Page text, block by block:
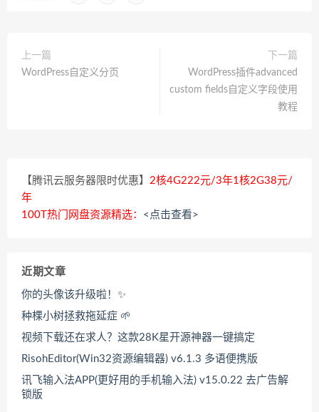
上一篇
WordPress自定义分页
下一篇
WordPress插件advanced
custom fields自定义字段使用
教程
【腾讯云服务器限时优惠】 2核4G222元/3年1核2G38元/
年
100T热门网盘资源精选： <点击查看>
近期文章
你的头像该升级啦！✨
种棵小树拯救拖延症 🌱
视频下载还在求人？这款28K星开源神器一键搞定
RisohEditor(Win32资源编辑器) v6.1.3 多语便携版
讯飞输入法APP(更好用的手机输入法) v15.0.22 去广告解
锁版